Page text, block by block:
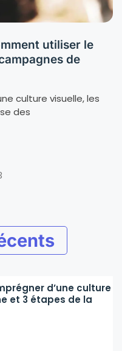
utiliser le
de
culture visuelle, les
des
d’une culture
et 3 étapes de la